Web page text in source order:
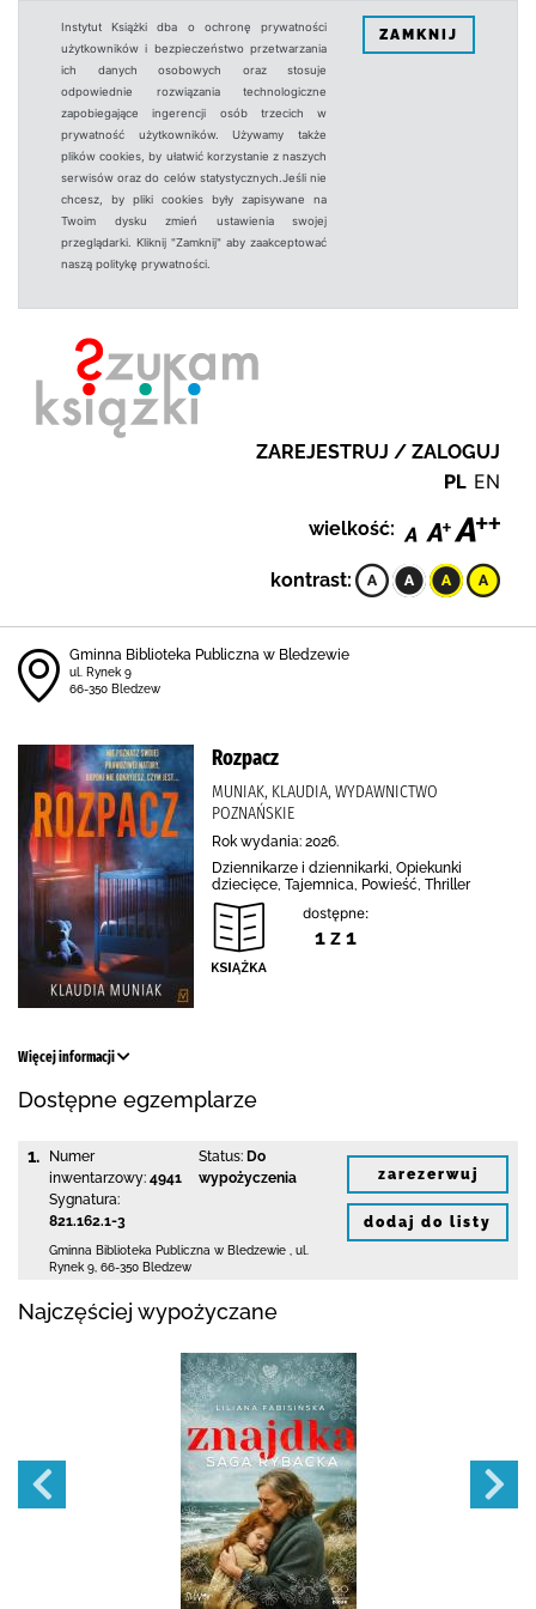
Instytut Książki dba o ochronę prywatności
użytkowników i bezpieczeństwo przetwarzania
ich danych osobowych oraz stosuje
odpowiednie rozwiązania technologiczne
zapobiegające ingerencji osób trzecich w
prywatność użytkowników. Używamy także
plików cookies, by ułatwić korzystanie z naszych
serwisów oraz do celów statystycznych.Jeśli nie
chcesz, by pliki cookies były zapisywane na
Twoim dysku zmień ustawienia swojej
przeglądarki. Kliknij "Zamknij" aby zaakceptować
naszą politykę prywatności.
ZAMKNIJ
ZAREJESTRUJ / ZALOGUJ
PL EN
wielkość:
kontrast:
Gminna Biblioteka Publiczna w Bledzewie
ul. Rynek 9
66-350 Bledzew
Rozpacz
MUNIAK, KLAUDIA, WYDAWNICTWO
POZNAŃSKIE
Rok wydania: 2026.
Dziennikarze i dziennikarki, Opiekunki
dziecięce, Tajemnica, Powieść, Thriller
dostępne:
1 z 1
Więcej informacji
Dostępne egzemplarze
1.
Numer
inwentarzowy: 4941
Sygnatura:
821.162.1-3
Status: Do
wypożyczenia
Gminna Biblioteka Publiczna w Bledzewie
ul.
Rynek 9 66-350 Bledzew
zarezerwuj
dodaj do listy
Najczęściej wypożyczane